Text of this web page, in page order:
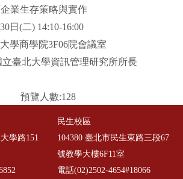
業生存策略與實作
日(二) 14:10-16:00
學商學院3F06院會議室
臺北大學資訊管理研究所所長
預覽人數:128
學路151
民生校區
104380 臺北市民生東路三段67
號教學大樓6F11室
電話(02)2502-4654#18066